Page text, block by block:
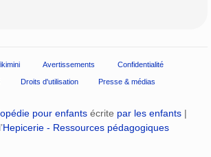
Avertissements Confidentialité
Droits d'utilisation Presse & médias
pour enfants écrite par les enfants |
Hepicerie - Ressources pédagogiques